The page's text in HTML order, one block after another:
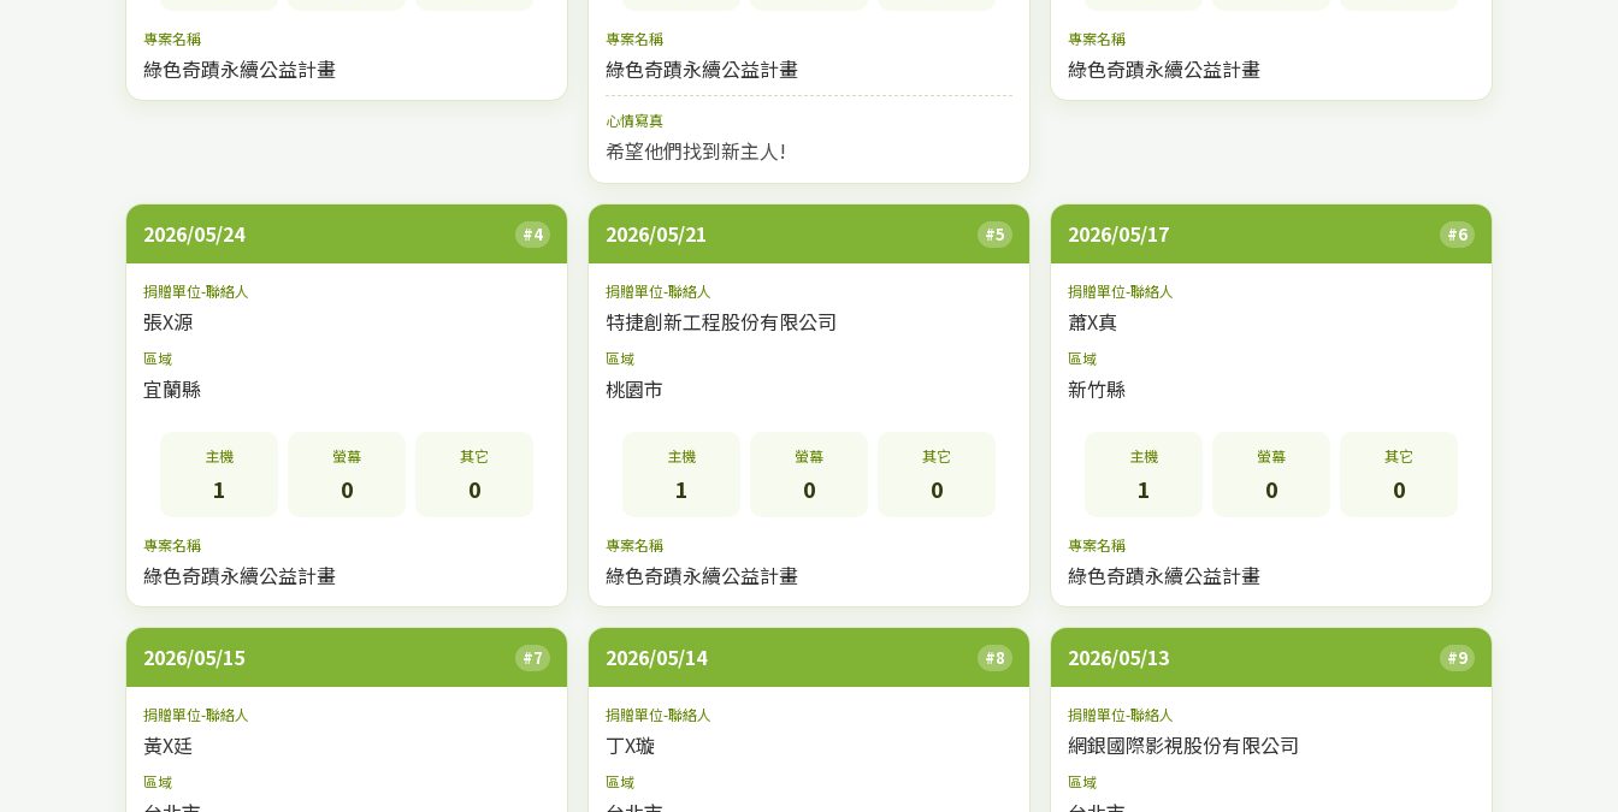
專案名稱
綠色奇蹟永續公益計畫
專案名稱
綠色奇蹟永續公益計畫
心情寫真
希望他們找到新主人!
專案名稱
綠色奇蹟永續公益計畫
2026/05/24 #4
捐贈單位-聯絡人
張X源
區域
宜蘭縣
主機
1
螢幕
0
其它
0
專案名稱
綠色奇蹟永續公益計畫
2026/05/21 #5
捐贈單位-聯絡人
特捷創新工程股份有限公司
區域
桃園市
主機
1
螢幕
0
其它
0
專案名稱
綠色奇蹟永續公益計畫
2026/05/17 #6
捐贈單位-聯絡人
蕭X真
區域
新竹縣
主機
1
螢幕
0
其它
0
專案名稱
綠色奇蹟永續公益計畫
2026/05/15 #7
捐贈單位-聯絡人
黃X廷
區域
2026/05/14 #8
捐贈單位-聯絡人
丁X璇
區域
2026/05/13 #9
捐贈單位-聯絡人
網銀國際影視股份有限公司
區域